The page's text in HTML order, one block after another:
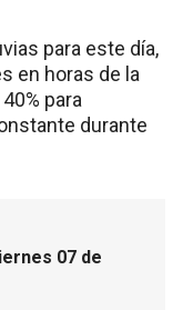
para este día,
en horas de la
para
durante
07 de